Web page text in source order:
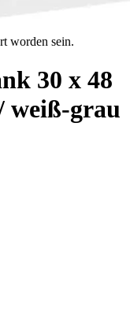
worden sein.
30 x 48
weiß-grau